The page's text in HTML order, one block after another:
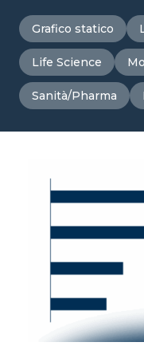
Grafico statico
Life Science
Sanità/Pharma